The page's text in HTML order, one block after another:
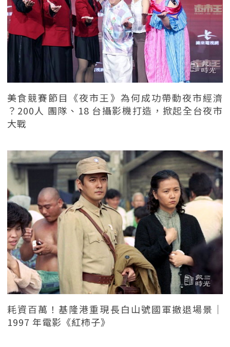
美食競賽節目《夜市王》為何成功帶動夜市經濟
？200人 團隊、18 台攝影機打造，掀起全台夜市
大戰
耗資百萬！基隆港重現長白山號國軍撤退場景｜
1997 年電影《紅柿子》